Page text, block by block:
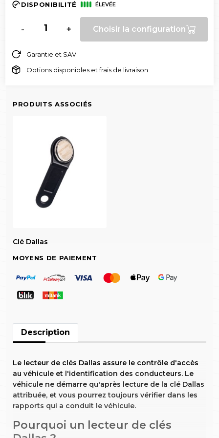
DISPONIBILITÉ ÉLEVÉE
- + Choisir la configuration
Garantie et SAV
Options disponibles et frais de livraison
PRODUITS ASSOCIÉS
Clé Dallas
MOYENS DE PAIEMENT
Description
Le lecteur de clés Dallas assure le contrôle d'accès
au véhicule et l'identification des conducteurs. Le
véhicule ne démarre qu'après lecture de la clé Dallas
attribuée, et vous pourrez toujours vérifier dans les
rapports qui a conduit le véhicule.
Pourquoi un lecteur de clés